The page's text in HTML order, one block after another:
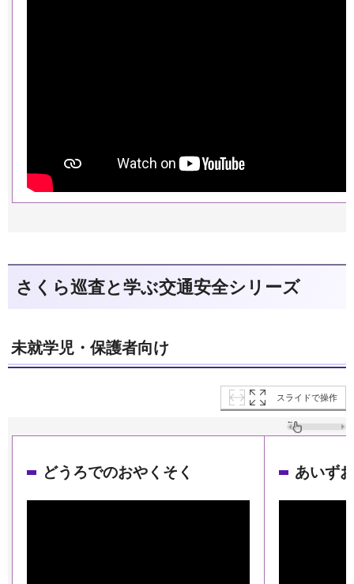
さくら巡査と学ぶ交通安全シリーズ
未就学児・保護者向け
スライドで操作
どうろでのおやくそく あいず